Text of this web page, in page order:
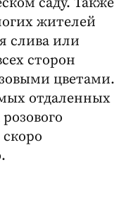
жителей
слива или
сторон
цветами.
отдаленных